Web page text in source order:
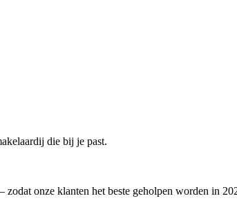
die bij je past.
– zodat onze klanten het beste geholpen worden in